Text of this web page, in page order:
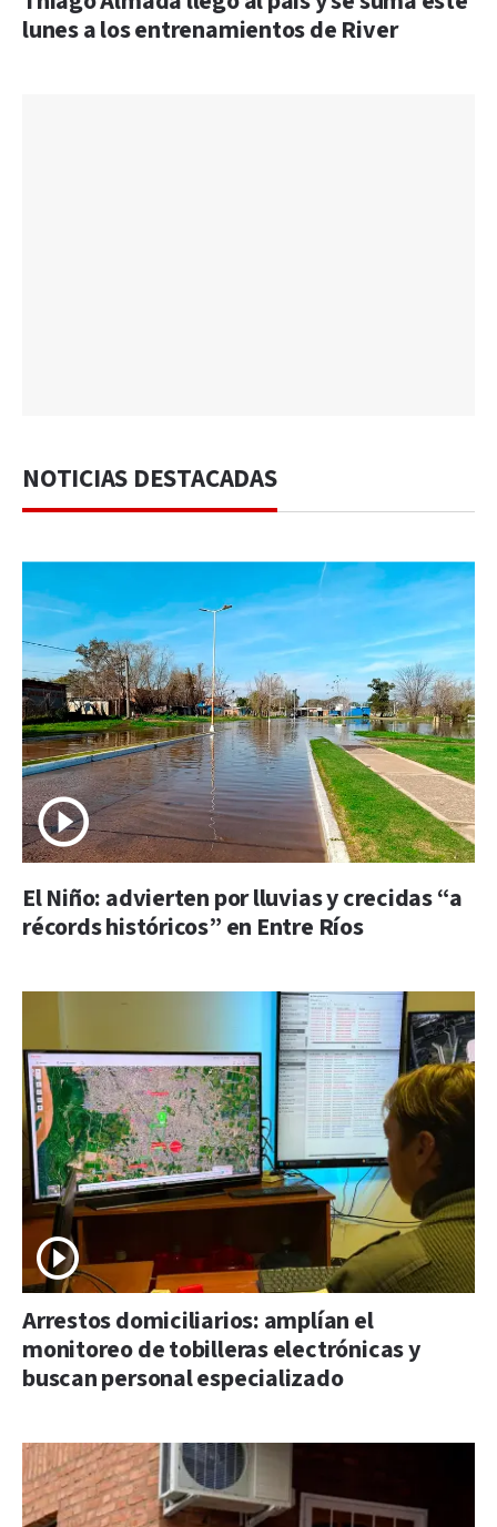
lunes a los entrenamientos de River
NOTICIAS DESTACADAS
El Niño: advierten por lluvias y crecidas “a
récords históricos” en Entre Ríos
Arrestos domiciliarios: amplían el
monitoreo de tobilleras electrónicas y
buscan personal especializado